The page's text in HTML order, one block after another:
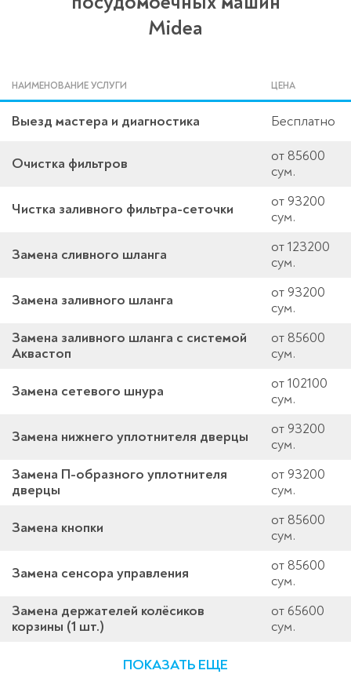
Midea
НАИМЕНОВАНИЕ УСЛУГИ ЦЕНА
Выезд мастера и диагностика Бесплатно
Очистка фильтров
от 85600
сум.
Чистка заливного фильтра-сеточки
от 93200
сум.
Замена сливного шланга
от 123200
сум.
Замена заливного шланга
от 93200
сум.
Замена заливного шланга с системой
Аквастоп
от 85600
сум.
Замена сетевого шнура
от 102100
сум.
Замена нижнего уплотнителя дверцы
от 93200
сум.
Замена П-образного уплотнителя
дверцы
от 93200
сум.
Замена кнопки
от 85600
сум.
Замена сенсора управления
от 85600
сум.
Замена держателей колёсиков
корзины (1 шт.)
от 65600
сум.
ПОКАЗАТЬ ЕЩЕ